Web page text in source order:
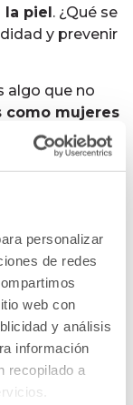
personalizar
de redes
web con
y análisis
información
recopilado a
la piel. ¿Qué se
y prevenir
algo que no
como mujeres
quieren
si buscas
un chute
encontrarás
tu piel.